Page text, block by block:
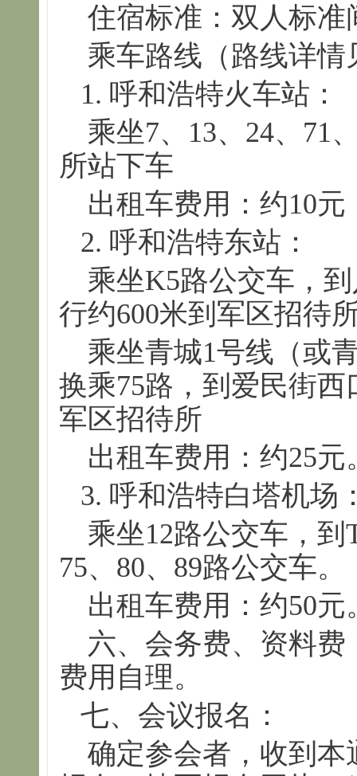
住宿标准：双人标准
乘车路线（路线详情
1. 呼和浩特火车站：
乘坐7、13、24、71
所站下车
出租车费用：约10元
2. 呼和浩特东站：
乘坐K5路公交车，
行约600米到军区招待
乘坐青城1号线（或
换乘75路，到爱民街
军区招待所
出租车费用：约25元
3. 呼和浩特白塔机场
乘坐12路公交车，到
75、80、89路公交车。
出租车费用：约50元
六、会务费、资料费
费用自理。
七、会议报名：
确定参会者，收到本